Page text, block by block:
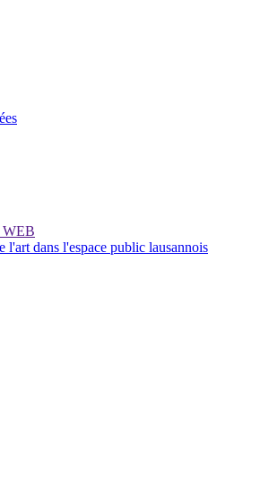
l'art dans l'espace public lausannois